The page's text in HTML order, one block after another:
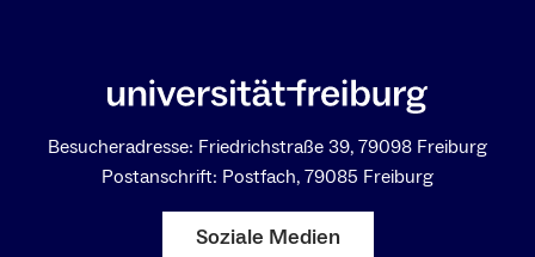
Besucheradresse: Friedrichstraße 39, 79098 Freiburg
Postanschrift: Postfach, 79085 Freiburg
Soziale Medien